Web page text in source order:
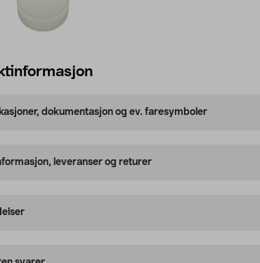
dokumentasjon og ev. faresymboler
leveranser og returer